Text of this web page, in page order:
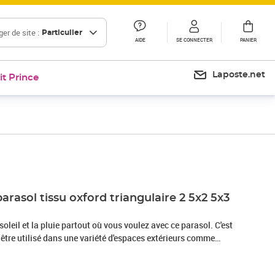
de site : Particulier
AIDE SE CONNECTER PANIER
Prince Laposte.net
tissu oxford triangulaire 2 5x2 5x3
et la pluie partout où vous voulez avec ce parasol. C'est
utilisé dans une variété d'espaces extérieurs comme
de jeux ou un balcon. Fabriqué en tissu oxford enrobé au